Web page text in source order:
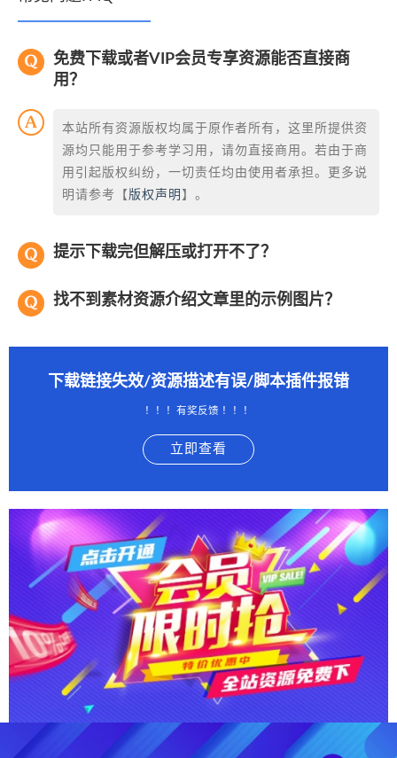
免费下载或者VIP会员专享资源能否直接商
用？
本站所有资源版权均属于原作者所有，这里所提供资
源均只能用于参考学习用，请勿直接商用。若由于商
用引起版权纠纷，一切责任均由使用者承担。更多说
明请参考【 版权声明 】。
提示下载完但解压或打开不了？
找不到素材资源介绍文章里的示例图片？
下载链接失效/资源描述有误/脚本插件报错
！！！有奖反馈 ！！！
立即查看